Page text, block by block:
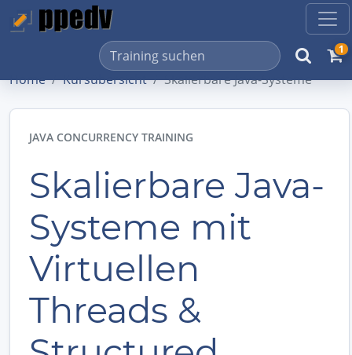
1
Home Kursübersicht Skalierbare Java-Systeme
JAVA CONCURRENCY TRAINING
Skalierbare Java-
Systeme mit
Virtuellen
Threads &